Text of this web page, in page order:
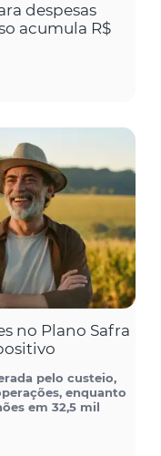
despesas
acumula R$
no Plano Safra
pelo custeio,
enquanto
em 32,5 mil